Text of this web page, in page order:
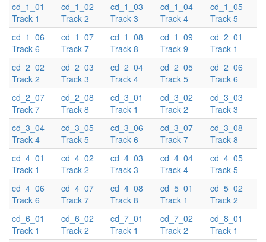
cd_1_01
Track 1
cd_1_02
Track 2
cd_1_03
Track 3
cd_1_04
Track 4
cd_1_05
Track 5
cd_1_06
Track 6
cd_1_07
Track 7
cd_1_08
Track 8
cd_1_09
Track 9
cd_2_01
Track 1
cd_2_02
Track 2
cd_2_03
Track 3
cd_2_04
Track 4
cd_2_05
Track 5
cd_2_06
Track 6
cd_2_07
Track 7
cd_2_08
Track 8
cd_3_01
Track 1
cd_3_02
Track 2
cd_3_03
Track 3
cd_3_04
Track 4
cd_3_05
Track 5
cd_3_06
Track 6
cd_3_07
Track 7
cd_3_08
Track 8
cd_4_01
Track 1
cd_4_02
Track 2
cd_4_03
Track 3
cd_4_04
Track 4
cd_4_05
Track 5
cd_4_06
Track 6
cd_4_07
Track 7
cd_4_08
Track 8
cd_5_01
Track 1
cd_5_02
Track 2
cd_6_01
Track 1
cd_6_02
Track 2
cd_7_01
Track 1
cd_7_02
Track 2
cd_8_01
Track 1